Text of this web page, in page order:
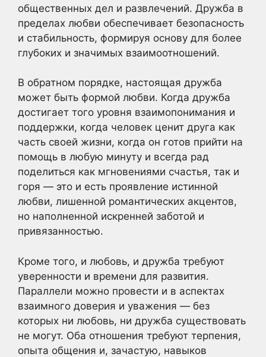
общественных дел и развлечений. Дружба в
пределах любви обеспечивает безопасность
и стабильность, формируя основу для более
глубоких и значимых взаимоотношений.
В обратном порядке, настоящая дружба
может быть формой любви. Когда дружба
достигает того уровня взаимопонимания и
поддержки, когда человек ценит друга как
часть своей жизни, когда он готов прийти на
помощь в любую минуту и всегда рад
поделиться как мгновениями счастья, так и
горя — это и есть проявление истинной
любви, лишенной романтических акцентов,
но наполненной искренней заботой и
привязанностью.
Кроме того, и любовь, и дружба требуют
уверенности и времени для развития.
Параллели можно провести и в аспектах
взаимного доверия и уважения — без
которых ни любовь, ни дружба существовать
не могут. Оба отношения требуют терпения,
опыта общения и, зачастую, навыков